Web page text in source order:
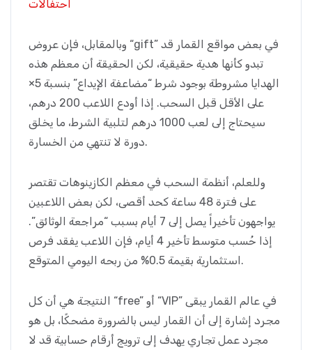
احتفالات
وبالمقابل، فإن عروض “gift” في بعض مواقع القمار قد
تبدو كأنها هدية حقيقية، لكن الحقيقة أن معظم هذه
الهدايا مشروطة بوجود شرط “مضاعفة الإيداع” بنسبة 5×
على الأقل قبل السحب. إذا أودع اللاعب 200 درهم،
سيحتاج إلى لعب 1000 درهم لتلبية الشرط، ما يخلق
دورة لا تنتهي من الخسارة.
وللعلم، أنظمة السحب في معظم الكازينوهات تقتصر
على فترة 48 ساعة كحد أقصى، لكن بعض اللاعبين
يواجهون تأخيراً يصل إلى 7 أيام بسبب “مراجعة الوثائق”.
إذا حُسب متوسط تأخير 4 أيام، فإن اللاعب يفقد فرص
استثمارية بقيمة 0.5% من ربحه اليومي المتوقع.
النتيجة هي أن كل “free” أو “VIP” في عالم القمار يبقى
مجرد إشارة إلى أن القمار ليس بالضرورة مضحكًا، بل هو
مجرد عمل تجاري يهدف إلى ترويج أرقام حسابية قد لا